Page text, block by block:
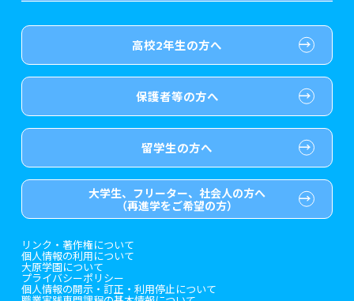
歯科衛生士系
保育士・幼稚園教諭系
ホテル・鉄道・トラベル系
ブライダル系
ビューティー系
専門実践教育訓練給付金制度
試験による特待生制度
資格・クラブ活動による特待生制度
ボランティア・クラブ・生徒会活動推薦入学
大学生・短期大学生特別入学
東京経営大学への3年次編入学
短期大学との併修
入学前のお勧め学習システム
大原学園グループ案内
各種証明書の発行ご希望の方
（2019年3月以降の卒業生）
高校2年生の方へ
保護者等の方へ
留学生の方へ
大学生、フリーター、社会人の方へ
（再進学をご希望の方）
リンク・著作権について
個人情報の利用について
大原学園について
プライバシーポリシー
個人情報の開示・訂正・利用停止について